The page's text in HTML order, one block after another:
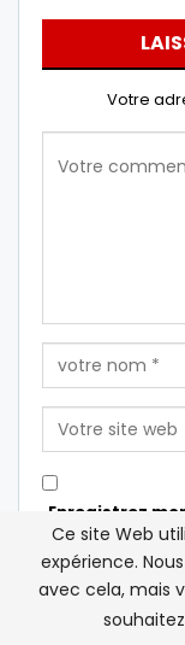
Votre
Enregistrez
dans ce
commenterai.
Ce site Web
expérience.
avec cela, mais